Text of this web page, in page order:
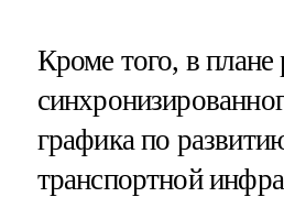
Кроме того, в плане
графика по
транспортной